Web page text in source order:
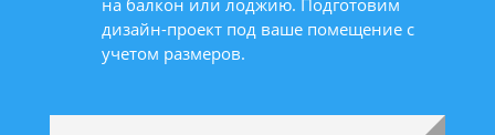
на балкон или лоджию. Подготовим
дизайн-проект под ваше помещение с
учетом размеров.